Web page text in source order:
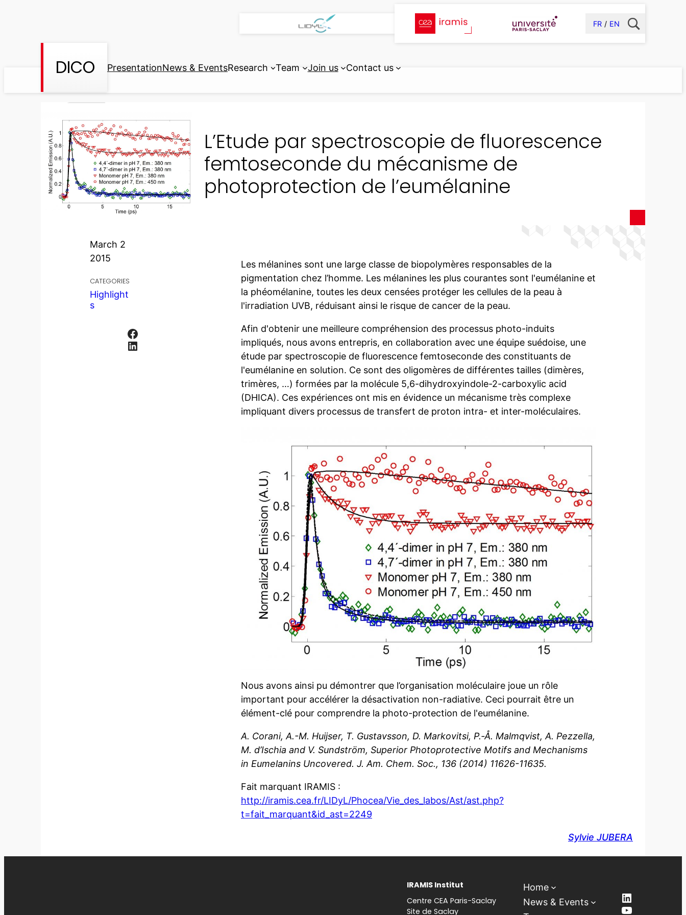
FR EN
DICO PresentationNews & EventsResearch Team Join us Contact us
L’Etude par spectroscopie de fluorescence
femtoseconde du mécanisme de
photoprotection de l’eumélanine
March 2
2015
CATEGORIES
Highlight
s
Facebook
LinkedIn
Les mélanines sont une large classe de biopolymères responsables de la
pigmentation chez l’homme. Les mélanines les plus courantes sont l'eumélanine et
la phéomélanine, toutes les deux censées protéger les cellules de la peau à
l'irradiation UVB, réduisant ainsi le risque de cancer de la peau.
Afin d'obtenir une meilleure compréhension des processus photo-induits
impliqués, nous avons entrepris, en collaboration avec une équipe suédoise, une
étude par spectroscopie de fluorescence femtoseconde des constituants de
l'eumélanine en solution. Ce sont des oligomères de différentes tailles (dimères,
trimères, …) formées par la molécule 5,6-dihydroxyindole-2-carboxylic acid
(DHICA). Ces expériences ont mis en évidence un mécanisme très complexe
impliquant divers processus de transfert de proton intra- et inter-moléculaires.
Nous avons ainsi pu démontrer que l’organisation moléculaire joue un rôle
important pour accélérer la désactivation non-radiative. Ceci pourrait être un
élément-clé pour comprendre la photo-protection de l'eumélanine.
A. Corani, A.-M. Huijser, T. Gustavsson, D. Markovitsi, P.‑Å. Malmqvist, A. Pezzella,
M. d’Ischia and V. Sundström, Superior Photoprotective Motifs and Mechanisms
in Eumelanins Uncovered. J. Am. Chem. Soc., 136 (2014) 11626-11635.
Fait marquant IRAMIS :
http://iramis.cea.fr/LIDyL/Phocea/Vie_des_labos/Ast/ast.php?
t=fait_marquant&id_ast=2249
Sylvie JUBERA
IRAMIS Institut
Centre CEA Paris-Saclay
Site de Saclay
Home
News & Events
LinkedIn
YouTube